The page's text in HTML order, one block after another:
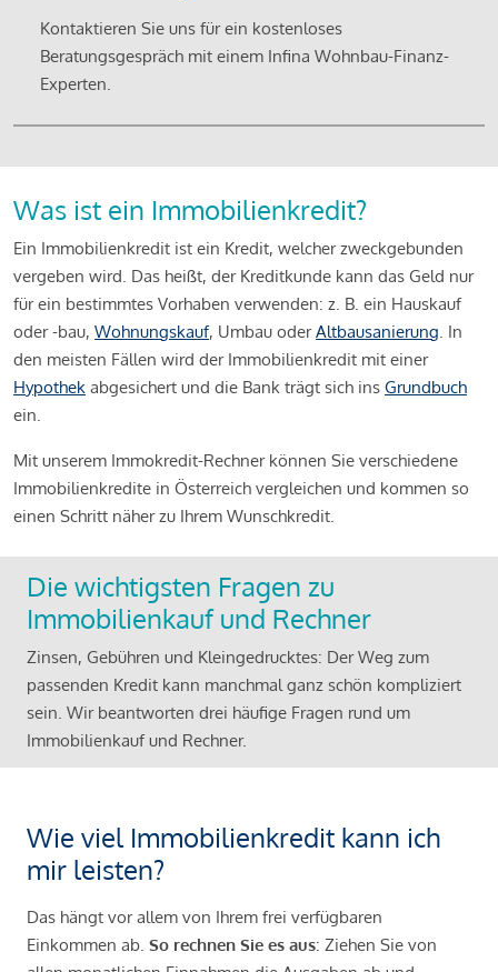
Kontaktieren Sie uns für ein kostenloses
Beratungsgespräch mit einem Infina Wohnbau-Finanz-
Experten.
Was ist ein Immobilienkredit?
Ein Immobilienkredit ist ein Kredit, welcher zweckgebunden
vergeben wird. Das heißt, der Kreditkunde kann das Geld nur
für ein bestimmtes Vorhaben verwenden: z. B. ein Hauskauf
oder -bau, Wohnungskauf, Umbau oderAltbausanierung. In
den meisten Fällen wird der Immobilienkredit mit einer
Hypothek abgesichert und die Bank trägt sich ins Grundbuch
ein.
Mit unserem Immokredit-Rechner können Sie verschiedene
Immobilienkredite in Österreich vergleichen und kommen so
einen Schritt näher zu Ihrem Wunschkredit.
Die wichtigsten Fragen zu
Immobilienkauf und Rechner
Zinsen, Gebühren und Kleingedrucktes: Der Weg zum
passenden Kredit kann manchmal ganz schön kompliziert
sein. Wir beantworten drei häufige Fragen rund um
Immobilienkauf und Rechner.
Wie viel Immobilienkredit kann ich
mir leisten?
Das hängt vor allem von Ihrem frei verfügbaren
Einkommen ab. So rechnen Sie es aus: Ziehen Sie von